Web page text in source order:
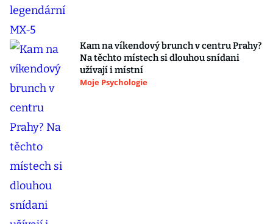
Kam na víkendový brunch v centru Prahy?
Na těchto místech si dlouhou snídani
užívají i místní
Moje Psychologie